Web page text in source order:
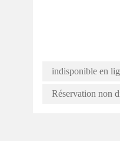
indisponible en
Réservation non